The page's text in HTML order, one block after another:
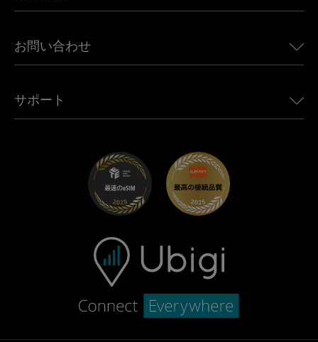
アフリカ向けeSIM
すべての目的地を見る
Jeep向けUbigi
Mini向けUbigi
Maserati向けUbigi
Ubigi関連プレス
Ubigiアプリ
お問い合わせ
アフェリエイトプログラム
サポート
トラブルシューティング
ヘルプセンター
お問い合わせ先